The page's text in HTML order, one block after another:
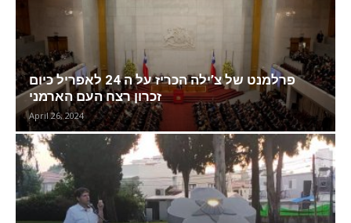
פרלמנט של צ’ילה הכריז על ה 24 לאפריל כיום
זכרון רצח העם הארמני
April 26, 2024